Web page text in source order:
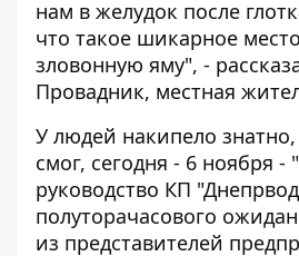
нам в желудок после
что такое шикарное
зловонную яму", -
Провадник, местная
У людей накипело знатно,
смог, сегодня - 6 ноября -
руководство КП
полуторачасового
из представителей